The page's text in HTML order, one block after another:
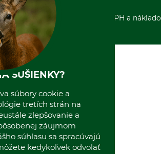
Zrušenie objednávky
Sepa-inkaso
Osobný odber
O nás
Predajňa
Kolektív GRUBE
Naše pobočky v Európe
*Všetky ceny sú vrátane DPH a
SUŠIENKY?
súbory cookie a
tretích strán na
zlepšovanie a
záujmom
súhlasu sa spracúvajú
kedykoľvek odvolať